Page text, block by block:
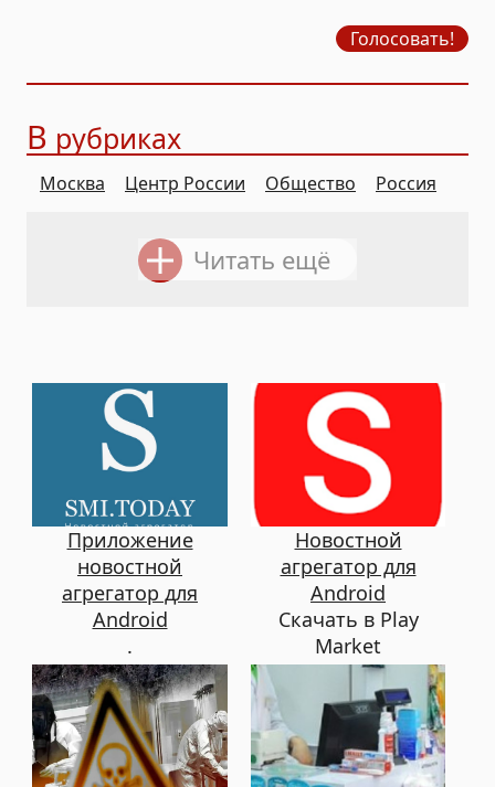
Голосовать!
В рубриках
Москва Центр России Общество Россия
Читать ещё
Приложение
новостной
агрегатор для
Android
.
Новостной
агрегатор для
Android
Скачать в Play
Market